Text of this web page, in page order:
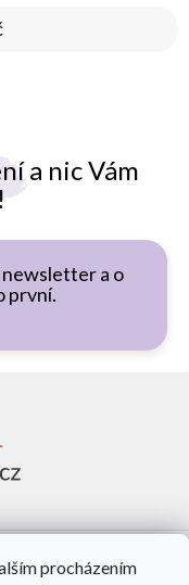
procházením
a nic Vám
a o
první.